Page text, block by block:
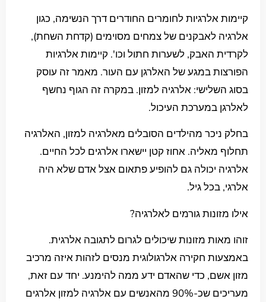
קיימות אלרגיות לחומרים החודרים דרך הנשימה, כגון
אלרגיה לאבקנים של צמחים מסוימים (קדחת השחת),
לקרדית האבק, לשערות חתול וכו'. קיימות אלרגיות
הפורצות במגע של האלרגן עם העור. מאמר זה עוסק
בסוג השלישי: אלרגיה למזון. במקרה זה הגוף נחשף
לאלרגן במערכת העיכול.
בחלק ניכר מהילדים הסובלים מאלרגיה למזון, האלרגיה
תחלוף מאליה. אחוז קטן יישארו אלרגים לכל החיים.
אלרגיה יכולה גם להופיע פתאום אצל אדם שלא היה
אלרגי, בכל גיל.
אילו מזונות גורמים לאלרגיה?
זוהו מאות מזונות שיכולים לגרום לתגובה אלרגית.
באמצעות חקירה אלרגולוגית מנסים לזהות איזה מרכיב
מזון אשם, כדי שהאדם ידע ממה להימנע. יחד עם זאת,
מעריכים שכ-90% מהאנשים עם אלרגיה למזון אלרגים